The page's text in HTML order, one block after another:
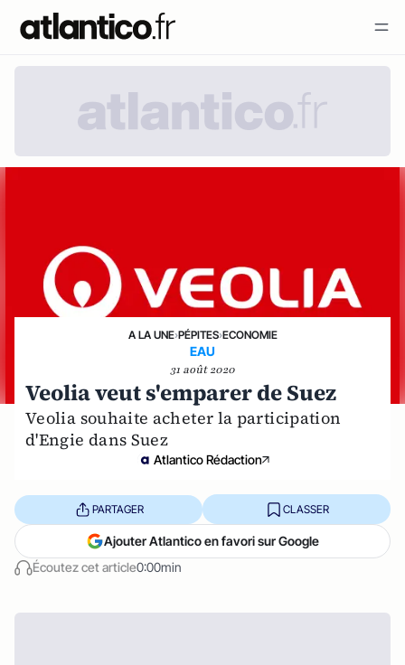
A LA UNE›PÉPITES›ECONOMIE
EAU
31 août 2020
Veolia veut s'emparer de Suez
Veolia souhaite acheter la participation
d'Engie dans Suez
Atlantico Rédaction
Écoutez cet article0:00min
PARTAGER CLASSER
Ajouter Atlantico en favori sur Google